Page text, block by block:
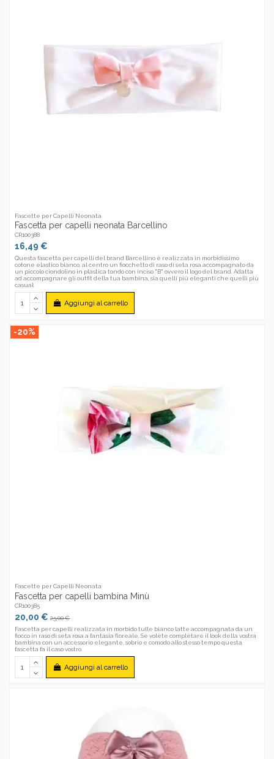
Fascette per Capelli Neonata
Fascetta per capelli neonata Barcellino
CR100388
16,49 €
Questa fascetta per capelli del brand Barcellino è realizzata in morbidissimo
cotone elastico bianco, al centro un fiocchetto di raso di seta rosa accompagnato da
un piccolo ciondolino in plastica tondo con inciso "B" ovvero il logo del brand. Adatta
ad accompagnare gli outfit della tua bambina, sia quelli più eleganti che quelli più
casual.
Aggiungi al carrello
-20%
Fascette per Capelli Neonata
Fascetta per capelli bambina Minù
CR100385
20,00 €25,00 €
Fascetta per capelli realizzata in morbido tulle bianco latte accompagnata da un
fiocco in raso di seta rosa a fantasia floreale. Se volete completare il look della vostra
bambina con un accessorio elegante, sobrio e comodo allo stesso tempo questa
fascetta fa il caso vostro.
Aggiungi al carrello